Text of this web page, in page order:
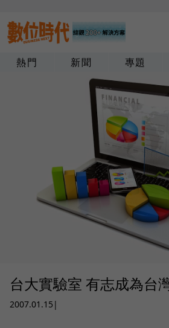
熱門 新聞 專題
台大實驗室 有志成為台
2007.01.15 |